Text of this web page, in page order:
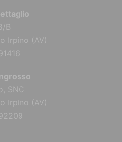
B
Irpino (AV)
SNC
Irpino (AV)